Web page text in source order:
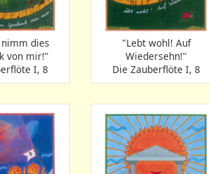
dies
von mir!"
I, 8
"Lebt wohl! Auf
Wiedersehn!"
Die Zauberflöte I, 8